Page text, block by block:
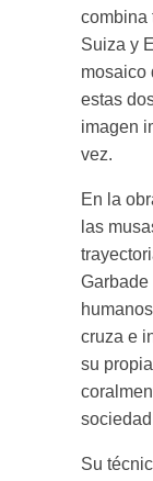
combina
Suiza y
mosaico
estas
imagen
vez.
En la
las
Garbade
cruza e
su
Su